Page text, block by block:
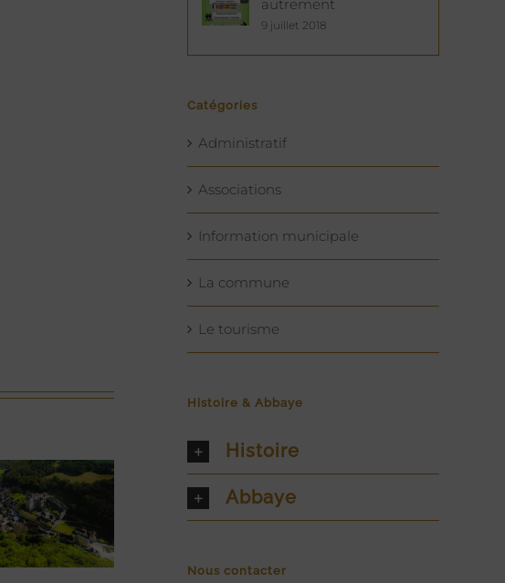
autrement
9 juillet 2018
Catégories
Administratif
Associations
Information municipale
La commune
Le tourisme
Histoire & Abbaye
Histoire
Abbaye
Nous contacter